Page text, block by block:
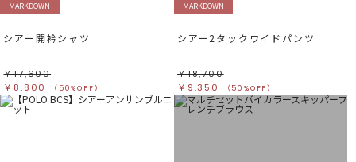
MARKDOWN
シアー開衿シャツ
￥17,600
￥8,800
（50%OFF）
MARKDOWN
シアー2タックワイドパンツ
￥18,700
￥9,350
（50%OFF）